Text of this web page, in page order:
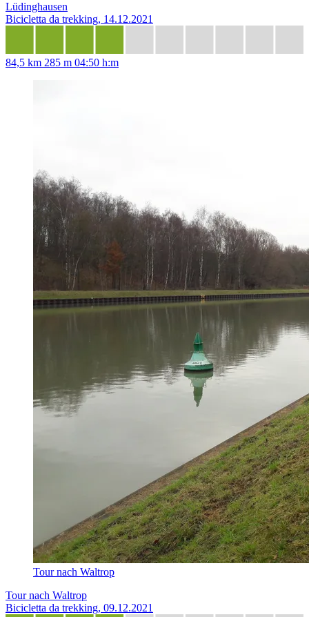
Lüdinghausen
Bicicletta da trekking, 14.12.2021
84,5 km 285 m 04:50 h:m
Tour nach Waltrop
Tour nach Waltrop
Bicicletta da trekking, 09.12.2021